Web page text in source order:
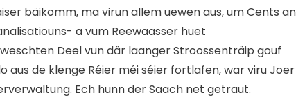
bäikomm, ma virun allem uewen aus, um Cents an
a vum Reewaasser huet
Deel vun där laanger Stroossenträip gouf
aus de klenge Réier méi séier fortlafen, war viru Joer
Ech hunn der Saach net getraut.